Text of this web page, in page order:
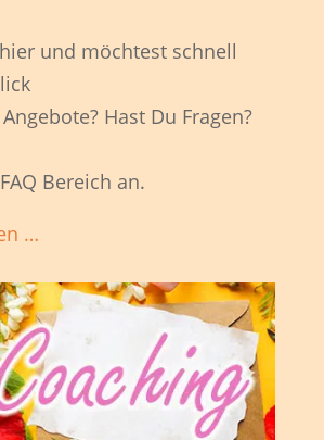
und möchtest schnell
Hast Du Fragen?
Bereich an.
…